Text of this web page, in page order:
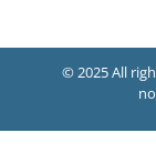
© 2025 All